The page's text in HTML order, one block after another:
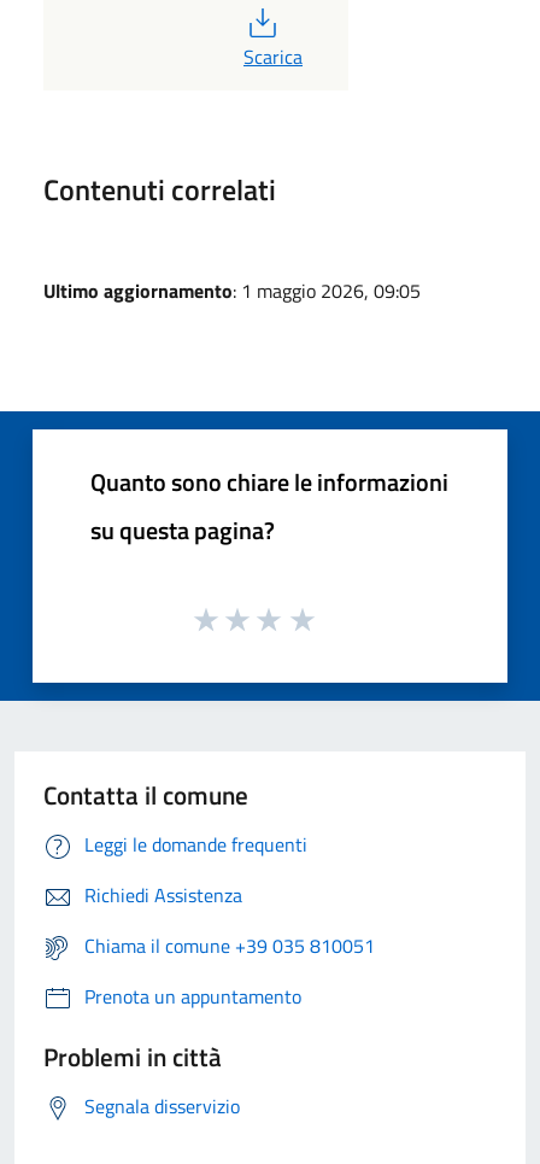
PDF
Scarica
Contenuti correlati
Ultimo aggiornamento: 1 maggio 2026, 09:05
Quanto sono chiare le informazioni
su questa pagina?
Contatta il comune
Leggi le domande frequenti
Richiedi Assistenza
Chiama il comune +39 035 810051
Prenota un appuntamento
Problemi in città
Segnala disservizio